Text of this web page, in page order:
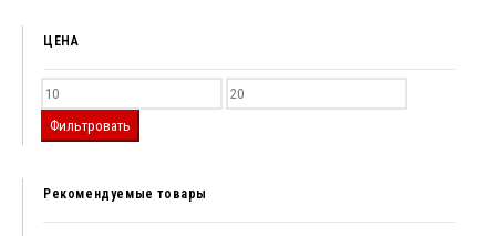
ЦЕНА
Фильтровать
Рекомендуемые товары